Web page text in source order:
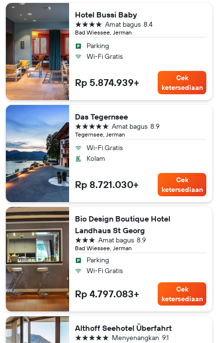
Hotel Bussi Baby
Bad Wiessee, Jerman
8.4
Amat bagus
bintang 4
Parking
Wi-Fi Gratis
Rp 5.874.939+
Cek
ketersediaan
Das Tegernsee
Tegernsee, Jerman
8.9
Amat bagus
bintang 5
Wi-Fi Gratis
Kolam
Rp 8.721.030+
Cek
ketersediaan
Bio Design Boutique Hotel
Landhaus St Georg
Bad Wiessee, Jerman
8.9
Amat bagus
bintang 3
Parking
Wi-Fi Gratis
Rp 4.797.083+
Cek
ketersediaan
Althoff Seehotel Überfahrt
9.1
Menyenangkan
bintang 5